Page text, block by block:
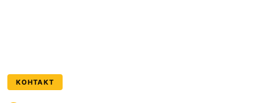
КОНТАКТ